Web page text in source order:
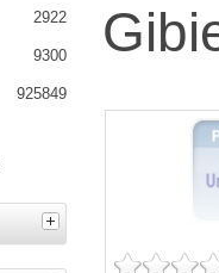
2922
9300
925849